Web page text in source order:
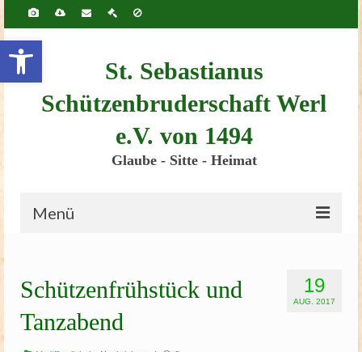
Werkzeugleiste öffnen
springen
St. Sebastianus
Schützenbruderschaft Werl
e.V. von 1494
Glaube - Sitte - Heimat
Menü
Bruderschaft
Schützenscheune
19
AUG. 2017
Schützenfrühstück und
Tanzabend